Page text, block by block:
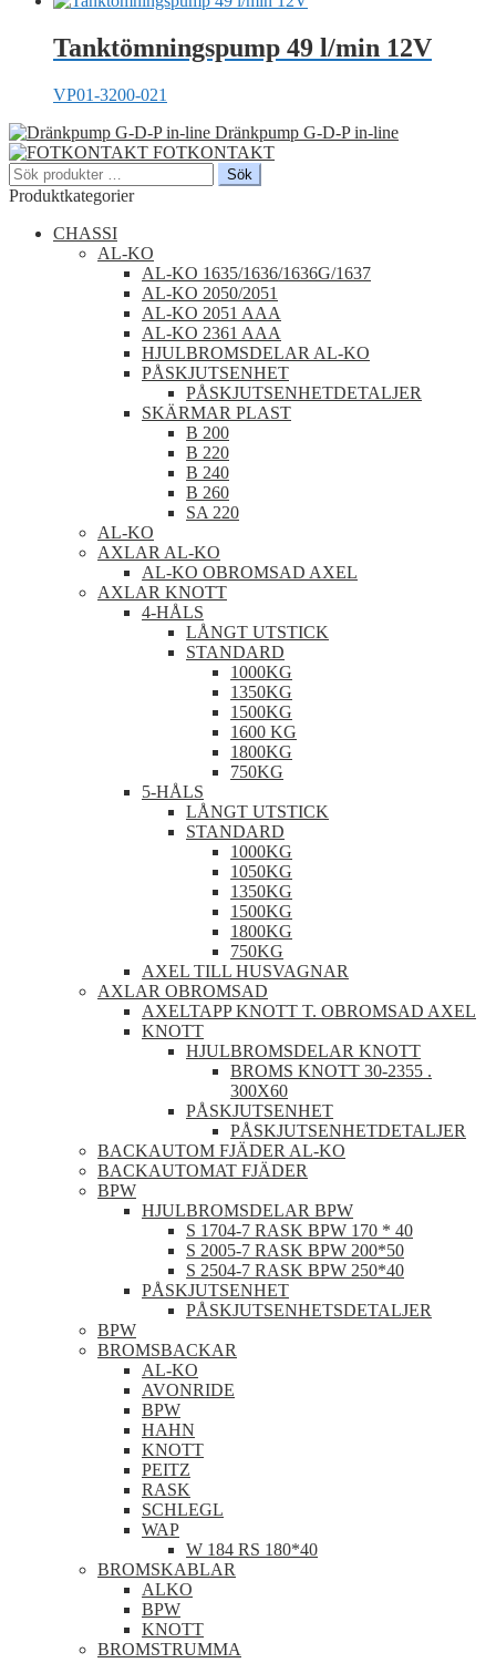
Tanktömningspump 49 l/min 12V
VP01-3200-021
Dränkpump G-D-P in-line
FOTKONTAKT
Sök
efter:
Sök
Produktkategorier
CHASSI
AL-KO
AL-KO 1635/1636/1636G/1637
AL-KO 2050/2051
AL-KO 2051 AAA
AL-KO 2361 AAA
HJULBROMSDELAR AL-KO
PÅSKJUTSENHET
PÅSKJUTSENHETDETALJER
SKÄRMAR PLAST
B 200
B 220
B 240
B 260
SA 220
AL-KO
AXLAR AL-KO
AL-KO OBROMSAD AXEL
AXLAR KNOTT
4-HÅLS
LÅNGT UTSTICK
STANDARD
1000KG
1350KG
1500KG
1600 KG
1800KG
750KG
5-HÅLS
LÅNGT UTSTICK
STANDARD
1000KG
1050KG
1350KG
1500KG
1800KG
750KG
AXEL TILL HUSVAGNAR
AXLAR OBROMSAD
AXELTAPP KNOTT T. OBROMSAD AXEL
KNOTT
HJULBROMSDELAR KNOTT
BROMS KNOTT 30-2355 .
300X60
PÅSKJUTSENHET
PÅSKJUTSENHETDETALJER
BACKAUTOM FJÄDER AL-KO
BACKAUTOMAT FJÄDER
BPW
HJULBROMSDELAR BPW
S 1704-7 RASK BPW 170 * 40
S 2005-7 RASK BPW 200*50
S 2504-7 RASK BPW 250*40
PÅSKJUTSENHET
PÅSKJUTSENHETSDETALJER
BPW
BROMSBACKAR
AL-KO
AVONRIDE
BPW
HAHN
KNOTT
PEITZ
RASK
SCHLEGL
WAP
W 184 RS 180*40
BROMSKABLAR
ALKO
BPW
KNOTT
BROMSTRUMMA